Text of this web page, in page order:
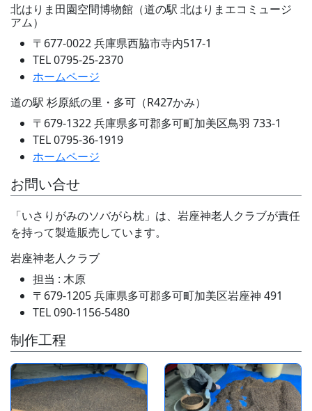
北はりま田園空間博物館（道の駅 北はりまエコミュージ
アム）
〒677-0022 兵庫県西脇市寺内517-1
TEL 0795-25-2370
ホームページ
道の駅 杉原紙の里・多可（R427かみ）
〒679-1322 兵庫県多可郡多可町加美区鳥羽 733-1
TEL 0795-36-1919
ホームページ
お問い合せ
「いさりがみのソバがら枕」は、岩座神老人クラブが責任
を持って製造販売しています。
岩座神老人クラブ
担当 : 木原
〒679-1205 兵庫県多可郡多可町加美区岩座神 491
TEL 090-1156-5480
制作工程